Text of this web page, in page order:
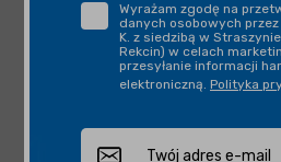
Wyrażam zgodę na
danych osobowych przez
K. z siedzibą w
Rekcin) w celach
przesyłanie informacji
elektroniczną. Polityka